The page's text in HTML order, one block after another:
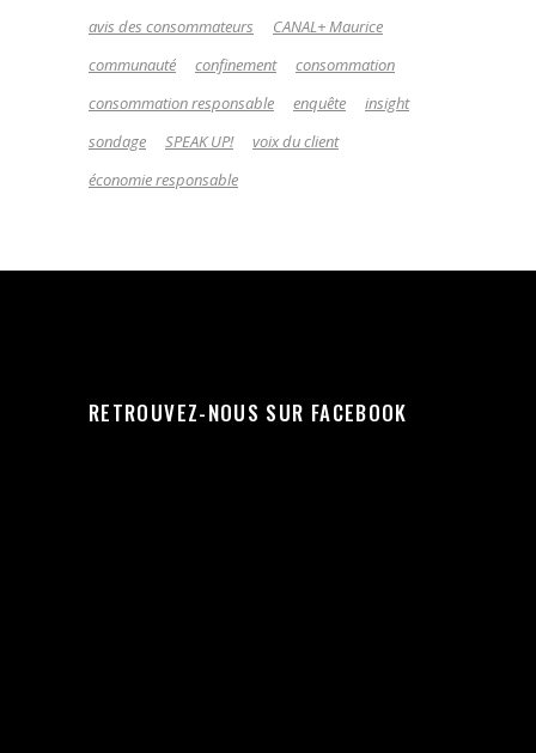
avis des consommateurs
CANAL+ Maurice
communauté
confinement
consommation
consommation responsable
enquête
insight
sondage
SPEAK UP!
voix du client
économie responsable
RETROUVEZ-NOUS SUR FACEBOOK